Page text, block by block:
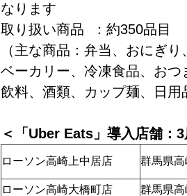
なります
取り扱い商品 ：約350品目
（主な商品：弁当、おにぎ
ベーカリー、冷凍食品、おつ
飲料、酒類、カップ麺、日用
＜「Uber Eats」導入店舗：
ローソン高崎上中居店 群馬県
ローソン高崎大橋町店 群馬県